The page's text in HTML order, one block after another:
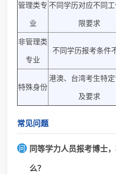
管理类专
业
不同学历对应不同
限要求
非管理类
专业
不同学历报考条件
特殊身份
港澳、台湾考生特
及要求
常见问题
问
同等学力人员报考博士
么？